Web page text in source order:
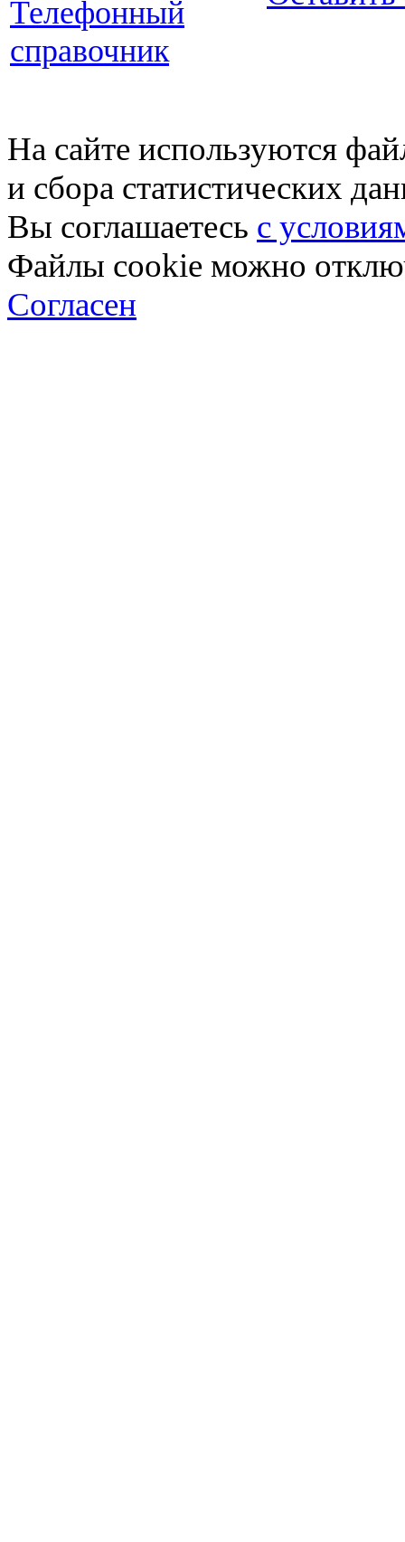
Телефонный
справочник
На сайте используются
и сбора статистических
Вы соглашаетесь с
Файлы cookie можно
Согласен